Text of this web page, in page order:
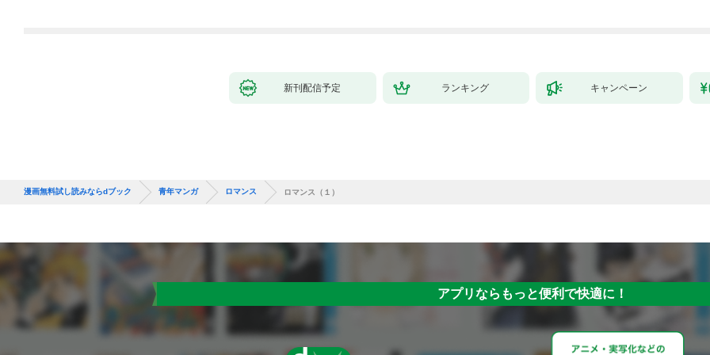
新刊配信予定 ランキング キャンペーン
漫画無料試し読みならdブック 青年マンガ ロマンス ロマンス（１）
アプリならもっと便利で快適に！